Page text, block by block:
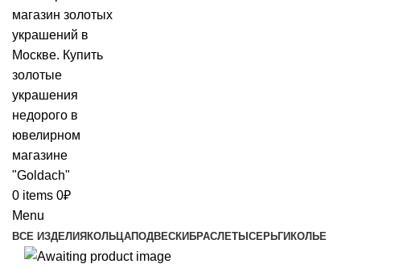
0 items 0₽
Menu
ВСЕ ИЗДЕЛИЯ КОЛЬЦАПОДВЕСКИ БРАСЛЕТЫ СЕРЬГИ КОЛЬЕ